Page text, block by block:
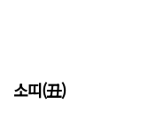
소띠(丑)